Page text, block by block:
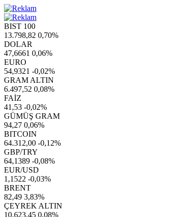
BIST 100
13.798,82 0,70%
DOLAR
47,6661 0,06%
EURO
54,9321 -0,02%
GRAM ALTIN
6.497,52 0,08%
FAİZ
41,53 -0,02%
GÜMÜŞ GRAM
94,27 0,06%
BITCOIN
64.312,00 -0,12%
GBP/TRY
64,1389 -0,08%
EUR/USD
1,1522 -0,03%
BRENT
82,49 3,83%
ÇEYREK ALTIN
10.623,45 0,08%